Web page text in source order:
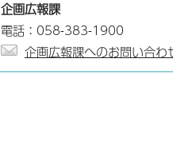
企画広報課
電話：058-383-1900
企画広報課へのお問い合